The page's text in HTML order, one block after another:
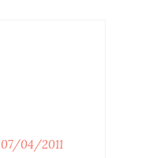
07/04/2011